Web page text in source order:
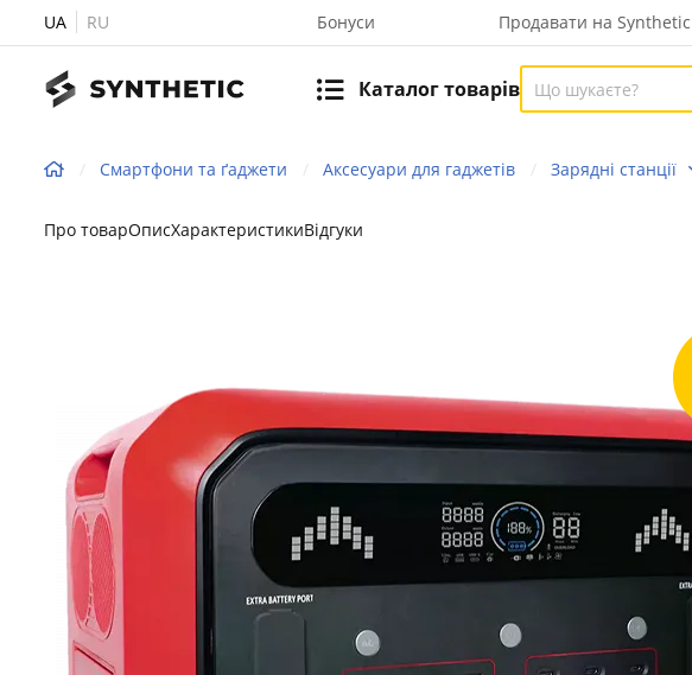
UA RU Бонуси Продавати на Synthetic
Каталог товарів
Смартфони та ґаджети Аксесуари для гаджетів Зарядні станції
Про товарОписХарактеристикиВідгуки